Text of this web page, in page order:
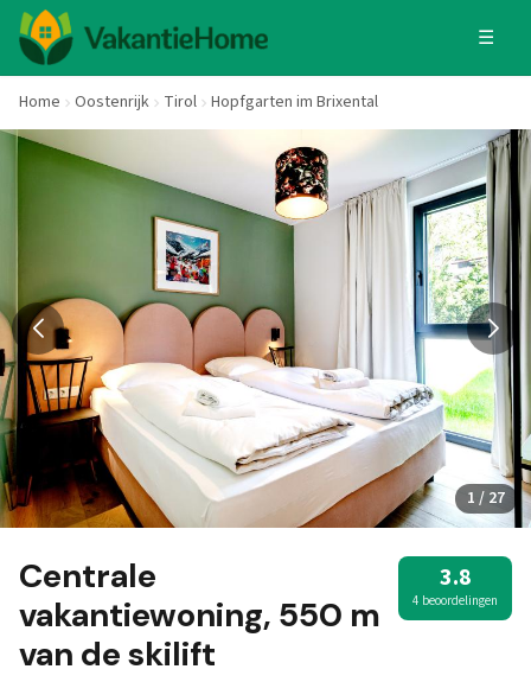
☰
Home Oostenrijk Tirol Hopfgarten im Brixental
1 / 27
Centrale
vakantiewoning, 550 m
van de skilift
3.8
4 beoordelingen